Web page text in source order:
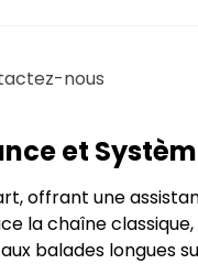
nous
et
offrant une
la chaîne
balades longues